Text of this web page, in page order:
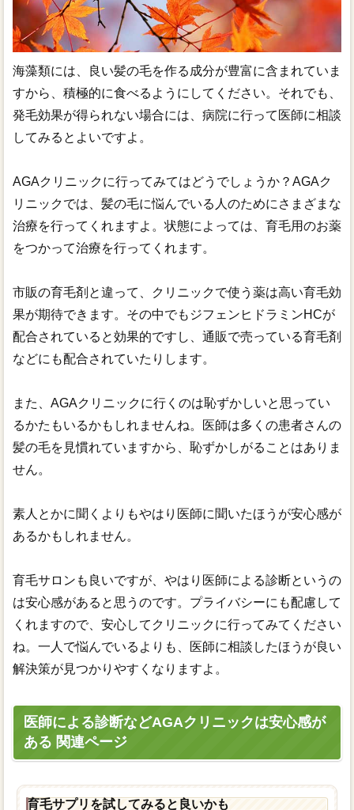
海藻類には、良い髪の毛を作る成分が豊富に含まれていま
すから、積極的に食べるようにしてください。それでも、
発毛効果が得られない場合には、病院に行って医師に相談
してみるとよいですよ。
AGAクリニックに行ってみてはどうでしょうか？AGAク
リニックでは、髪の毛に悩んでいる人のためにさまざまな
治療を行ってくれますよ。状態によっては、育毛用のお薬
をつかって治療を行ってくれます。
市販の育毛剤と違って、クリニックで使う薬は高い育毛効
果が期待できます。その中でもジフェンヒドラミンHCが
配合されていると効果的ですし、通販で売っている育毛剤
などにも配合されていたりします。
また、AGAクリニックに行くのは恥ずかしいと思ってい
るかたもいるかもしれませんね。医師は多くの患者さんの
髪の毛を見慣れていますから、恥ずかしがることはありま
せん。
素人とかに聞くよりもやはり医師に聞いたほうが安心感が
あるかもしれません。
育毛サロンも良いですが、やはり医師による診断というの
は安心感があると思うのです。プライバシーにも配慮して
くれますので、安心してクリニックに行ってみてください
ね。一人で悩んでいるよりも、医師に相談したほうが良い
解決策が見つかりやすくなりますよ。
医師による診断などAGAクリニックは安心感が
ある 関連ページ
育毛サプリを試してみると良いかも